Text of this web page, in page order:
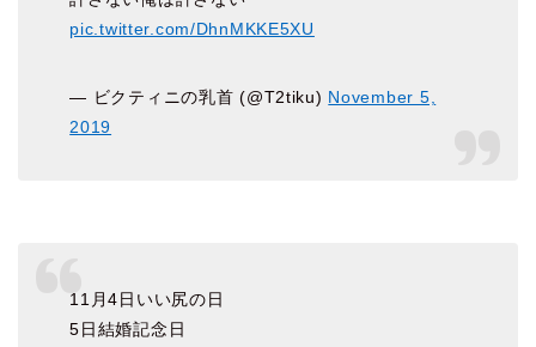
pic.twitter.com/DhnMKKE5XU
— ビクティニの乳首 (@T2tiku) November 5,
2019
11月4日いい尻の日
5日結婚記念日